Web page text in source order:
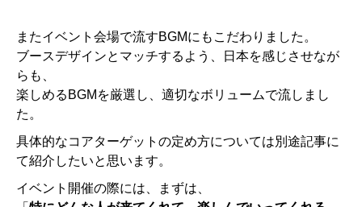
またイベント会場で流すBGMにもこだわりました。
ブースデザインとマッチするよう、日本を感じさせなが
らも、
楽しめるBGMを厳選し、適切なボリュームで流しまし
た。
具体的なコアターゲットの定め方については別途記事に
て紹介したいと思います。
イベント開催の際には、まずは、